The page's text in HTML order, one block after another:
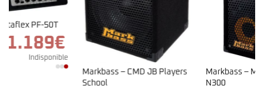
Markbass – CMD JB Players
Markbass – Minimark 802